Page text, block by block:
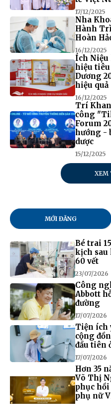
17/12/2025
Nha
Hành
Hoàn
16/12/2025
Ích Niệu
hiệu tiêu
Dương
hiệu quả
16/12/2025
Trí
công
Forum
hướng -
dược
15/12/2025
XEM
MỚI ĐĂNG
Bé trai
kịch sau
60 vết
23/07/2026
Công
Abbott
đường
17/07/2026
Tiện ích
cộng
đầu tiên
17/07/2026
Hơn 35
Võ Thị
phục
phụ nữ